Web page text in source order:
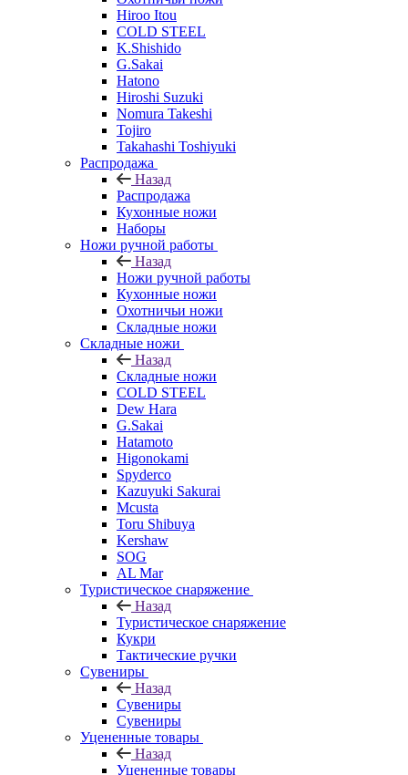
Hiroo Itou
COLD STEEL
K.Shishido
G.Sakai
Hatono
Hiroshi Suzuki
Nomura Takeshi
Tojiro
Takahashi Toshiyuki
Распродажа
Назад
Распродажа
Кухонные ножи
Наборы
Ножи ручной работы
Назад
Ножи ручной работы
Кухонные ножи
Охотничьи ножи
Складные ножи
Складные ножи
Назад
Складные ножи
COLD STEEL
Dew Hara
G.Sakai
Hatamoto
Higonokami
Spyderco
Kazuyuki Sakurai
Mcusta
Toru Shibuya
Kershaw
SOG
AL Mar
Туристическое снаряжение
Назад
Туристическое снаряжение
Кукри
Тактические ручки
Сувениры
Назад
Сувениры
Сувениры
Уцененные товары
Назад
Уцененные товары